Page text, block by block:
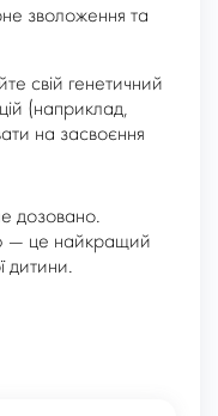
зволоження та
свій генетичний
(наприклад,
на засвоєння
дозовано.
— це найкращий
дитини.